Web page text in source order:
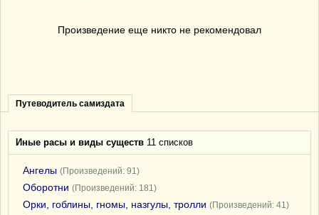
Произведение еще никто не рекомендовал
Путеводитель самиздата
Иные расы и виды существ 11 списков
Ангелы (Произведений: 91)
Оборотни (Произведений: 181)
Орки, гоблины, гномы, назгулы, тролли (Произведений: 41)